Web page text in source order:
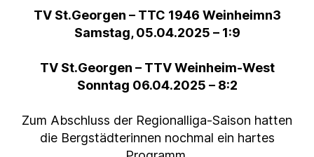
TV St.Georgen – TTC 1946 Weinheimn3
Samstag, 05.04.2025 – 1:9
TV St.Georgen – TTV Weinheim-West
Sonntag 06.04.2025 – 8:2
Zum Abschluss der Regionalliga-Saison hatten
die Bergstädterinnen nochmal ein hartes